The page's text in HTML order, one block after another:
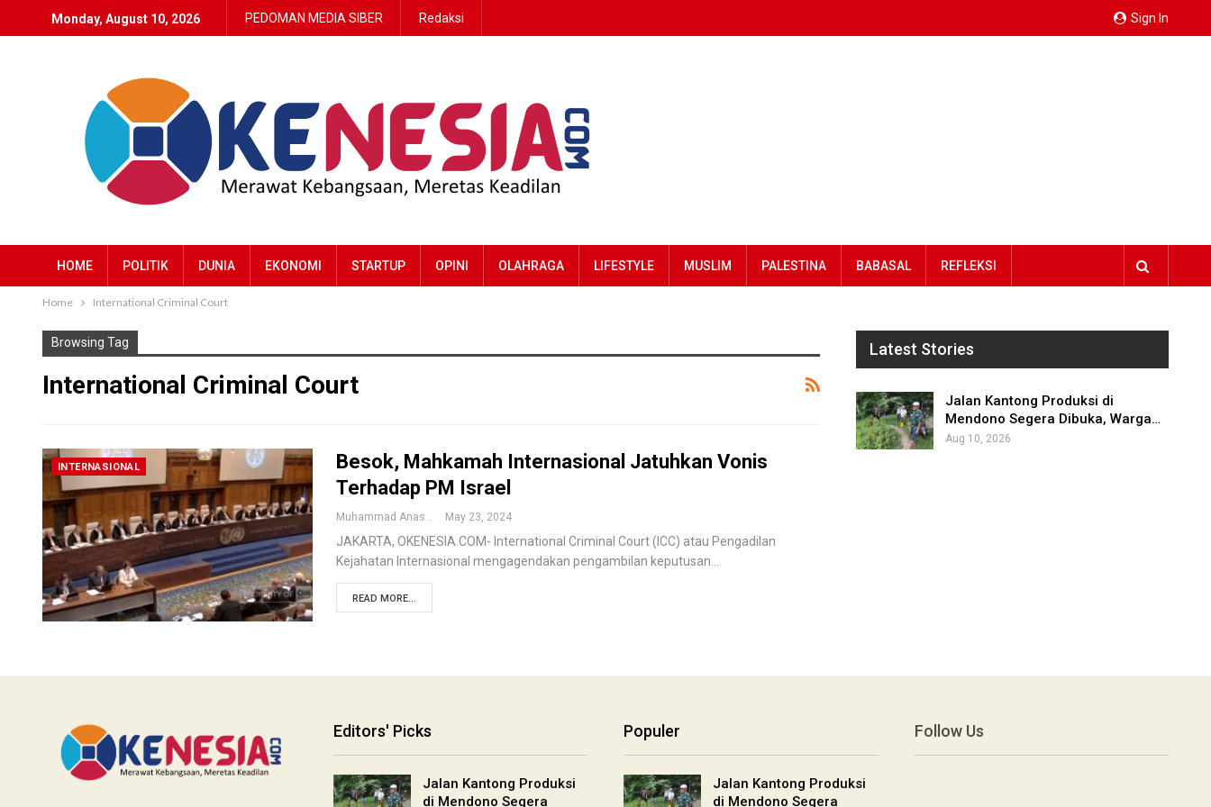
Sign In
Monday, August 10, 2026 PEDOMAN MEDIA SIBER Redaksi
HOME POLITIK DUNIA EKONOMI STARTUP OPINI OLAHRAGA LIFESTYLE MUSLIM PALESTINA BABASAL REFLEKSI
Home International Criminal Court
Browsing Tag
International Criminal Court
INTERNASIONAL
Besok, Mahkamah Internasional Jatuhkan Vonis
Terhadap PM Israel
Muhammad Anas May 23, 2024
JAKARTA, OKENESIA.COM- International Criminal Court (ICC) atau Pengadilan
Kejahatan Internasional mengagendakan pengambilan keputusan…
READ MORE...
Latest Stories
Jalan Kantong Produksi di
Mendono Segera Dibuka, Warga…
Aug 10, 2026
Editors' Picks
Jalan Kantong Produksi
di Mendono Segera
Populer
Jalan Kantong Produksi
di Mendono Segera
Follow Us